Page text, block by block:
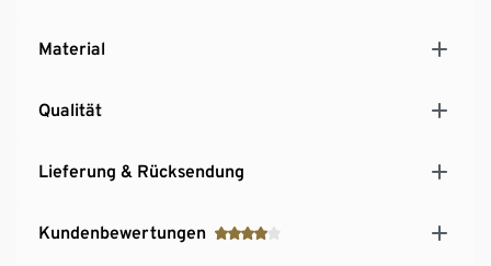
Material
Qualität
Lieferung & Rücksendung
Kundenbewertungen